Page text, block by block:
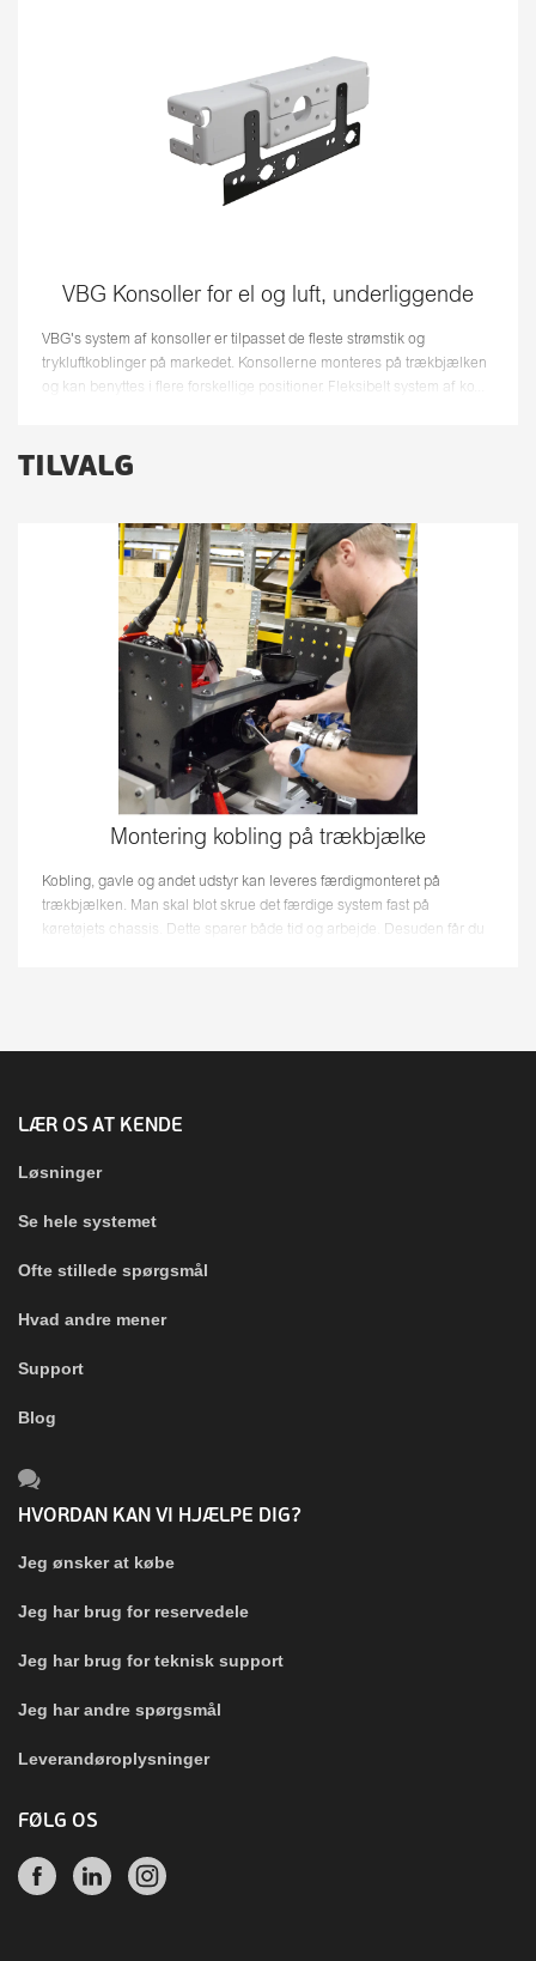
VBG Konsoller for el og luft, underliggende
VBG's system af konsoller er tilpasset de fleste strømstik og
trykluftkoblinger på markedet. Konsollerne monteres på trækbjælken
og kan benyttes i flere forskellige positioner. Fleksibelt system af ko...
TILVALG
Montering kobling på trækbjælke
Kobling, gavle og andet udstyr kan leveres færdigmonteret på
trækbjælken. Man skal blot skrue det færdige system fast på
køretøjets chassis. Dette sparer både tid og arbejde. Desuden får du
LÆR OS AT KENDE
Løsninger
Se hele systemet
Ofte stillede spørgsmål
Hvad andre mener
Support
Blog
HVORDAN KAN VI HJÆLPE DIG?
Jeg ønsker at købe
Jeg har brug for reservedele
Jeg har brug for teknisk support
Jeg har andre spørgsmål
Leverandøroplysninger
FØLG OS